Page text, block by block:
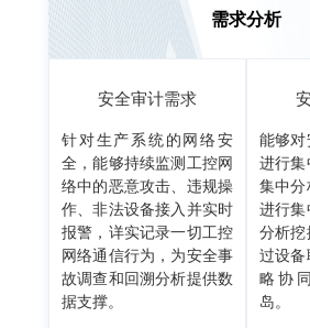
需求分析
安全审计需求
针对生产系统的网络安
全，能够持续监测工控网
络中的恶意攻击、违规操
作、非法设备接入并实时
报警，详实记录一切工控
网络通信行为，为安全事
故调查和回溯分析提供数
据支撑。
能够
进行
集中
进行
分析
过设
略协
岛。